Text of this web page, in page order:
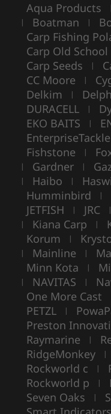
Aqua Products
| Boatman |
Carp Fishing
Carp Old School
Carp Seeds |
CC Moore |
Delkim |
DURACELL |
EKO BAITS |
EnterpriseTackle
Fishstone |
| Gardner |
| Haibo |
Humminbird |
JETFISH | JRC |
| Kiana Carp |
Korum |
| Mainline |
Minn Kota |
| NAVITAS |
One More Cast
PETZL |
Preston
Raymarine |
RidgeMonkey |
Rockworld c |
Rockworld p |
Seven Oaks |